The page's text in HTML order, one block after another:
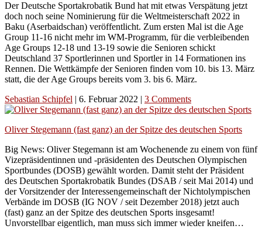
Der Deutsche Sportakrobatik Bund hat mit etwas Verspätung jetzt
doch noch seine Nominierung für die Weltmeisterschaft 2022 in
Baku (Aserbaidschan) veröffentlicht. Zum ersten Mal ist die Age
Group 11-16 nicht mehr im WM-Programm, für die verbleibenden
Age Groups 12-18 und 13-19 sowie die Senioren schickt
Deutschland 37 Sportlerinnen und Sportler in 14 Formationen ins
Rennen. Die Wettkämpfe der Senioren finden vom 10. bis 13. März
statt, die der Age Groups bereits vom 3. bis 6. März.
Sebastian Schipfel | 6. Februar 2022 | 3 Comments
Oliver Stegemann (fast ganz) an der Spitze des deutschen Sports
Big News: Oliver Stegemann ist am Wochenende zu einem von fünf
Vizepräsidentinnen und -präsidenten des Deutschen Olympischen
Sportbundes (DOSB) gewählt worden. Damit steht der Präsident
des Deutschen Sportakrobatik Bundes (DSAB / seit Mai 2014) und
der Vorsitzender der Interessengemeinschaft der Nichtolympischen
Verbände im DOSB (IG NOV / seit Dezember 2018) jetzt auch
(fast) ganz an der Spitze des deutschen Sports insgesamt!
Unvorstellbar eigentlich, man muss sich immer wieder kneifen…